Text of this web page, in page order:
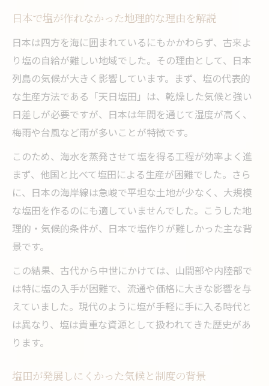
日本で塩が作れなかった地理的な理由を解説
日本は四方を海に囲まれているにもかかわらず、古来よ
り塩の自給が難しい地域でした。その理由として、日本
列島の気候が大きく影響しています。まず、塩の代表的
な生産方法である「天日塩田」は、乾燥した気候と強い
日差しが必要ですが、日本は年間を通じて湿度が高く、
梅雨や台風など雨が多いことが特徴です。
このため、海水を蒸発させて塩を得る工程が効率よく進
まず、他国と比べて塩田による生産が困難でした。さら
に、日本の海岸線は急峻で平坦な土地が少なく、大規模
な塩田を作るのにも適していませんでした。こうした地
理的・気候的条件が、日本で塩作りが難しかった主な背
景です。
この結果、古代から中世にかけては、山間部や内陸部で
は特に塩の入手が困難で、流通や価格に大きな影響を与
えていました。現代のように塩が手軽に手に入る時代と
は異なり、塩は貴重な資源として扱われてきた歴史があ
ります。
塩田が発展しにくかった気候と制度の背景